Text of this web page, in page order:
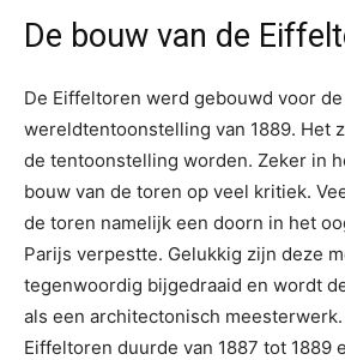
De bouw van de
De Eiffeltoren werd gebouwd voor de
wereldtentoonstelling van 1889. Het
de tentoonstelling worden. Zeker in
bouw van de toren op veel kritiek.
de toren namelijk een doorn in het
Parijs verpestte. Gelukkig zijn deze
tegenwoordig bijgedraaid en wordt
als een architectonisch
Eiffeltoren duurde van 1887 tot 1889